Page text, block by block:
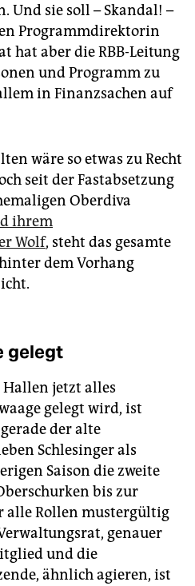
Und sie soll – Skandal! –
Programmdirektorin
hat aber die RBB-Leitung
und Programm zu
in Finanzsachen auf
wäre so etwas zu Recht
seit der Fastabsetzung
Oberdiva
ihrem
Wolf, steht das gesamte
dem Vorhang
gelegt
Hallen jetzt alles
gelegt wird, ist
der alte
Schlesinger als
Saison die zweite
bis zur
alle Rollen mustergültig
genauer
und die
ähnlich agieren, ist